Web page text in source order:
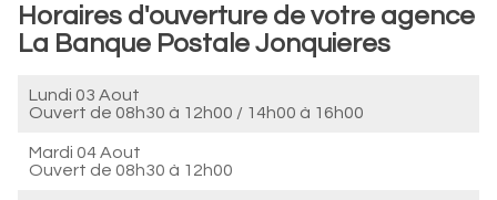
Horaires d'ouverture de votre agence
La Banque Postale Jonquieres
Lundi 03 Aout
Ouvert de 08h30 à 12h00 / 14h00 à 16h00
Mardi 04 Aout
Ouvert de 08h30 à 12h00